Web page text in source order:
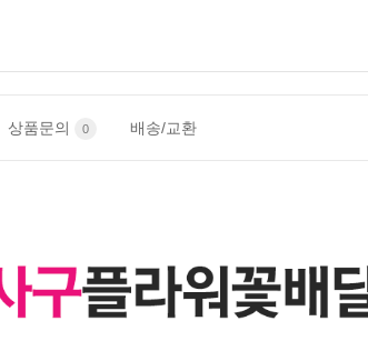
상품문의 0 배송/교환